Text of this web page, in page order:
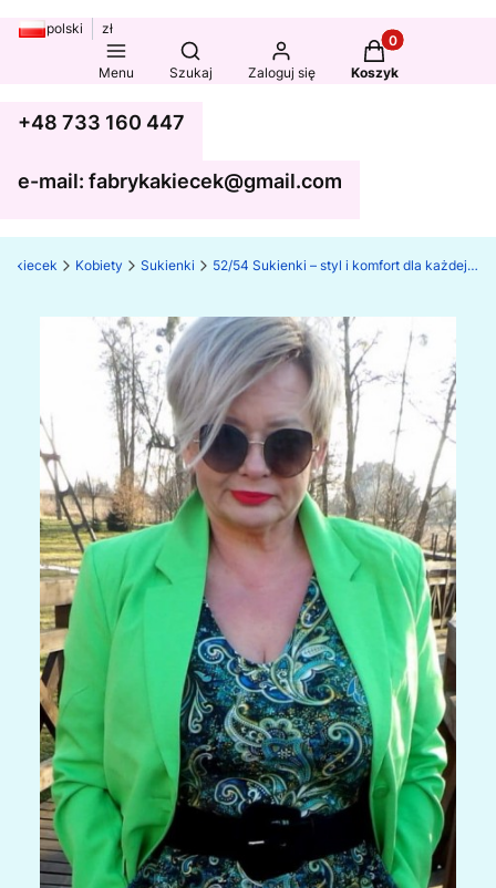
polski zł
Menu
Otwórz wyszukiwarkę
Szukaj Zaloguj się
Produkty w
Koszyk
+48 733 160 447
e-mail: fabrykakiecek@gmail.com
kiecek Kobiety Sukienki 52/54 Sukienki – styl i komfort dla każdej sylwetki